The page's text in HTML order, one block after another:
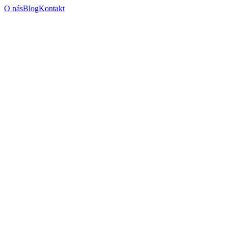
O násBlogKontakt